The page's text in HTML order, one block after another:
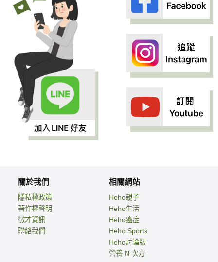
關於我們
隱私權政策
著作權聲明
徵才資訊
聯絡我們
相關網站
Heho親子
Heho生活
Heho癌症
Heho Sports
Heho討論版
營養 N 次方